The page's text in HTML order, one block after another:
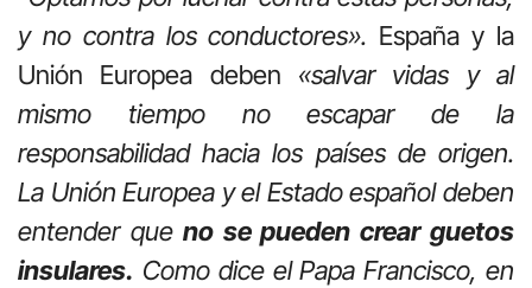
y no contra los conductores». España y la
Unión Europea deben «salvar vidas y al
mismo tiempo no escapar de la
responsabilidad hacia los países de origen.
La Unión Europea y el Estado español deben
entender queno se pueden crear guetos
insulares. Como dice el Papa Francisco, en